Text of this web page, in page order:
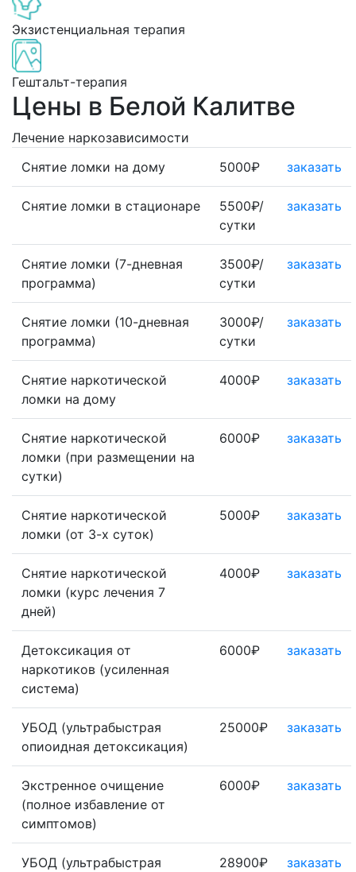
Экзистенциальная терапия
Гештальт-терапия
Цены в Белой Калитве
Лечение наркозависимости
Снятие ломки на дому
5000₽ заказать
Снятие ломки в стационаре
5500₽/
сутки
заказать
Снятие ломки (7-дневная
программа)
3500₽/
сутки
заказать
Снятие ломки (10-дневная
программа)
3000₽/
сутки
заказать
Снятие наркотической
ломки на дому
4000₽ заказать
Снятие наркотической
ломки (при размещении на
сутки)
6000₽ заказать
Снятие наркотической
ломки (от 3-х суток)
5000₽ заказать
Снятие наркотической
ломки (курс лечения 7
дней)
4000₽ заказать
Детоксикация от
наркотиков (усиленная
система)
6000₽ заказать
УБОД (ультрабыстрая
опиоидная детоксикация)
25000₽ заказать
Экстренное очищение
(полное избавление от
симптомов)
6000₽ заказать
УБОД (ультрабыстрая
28900₽ заказать